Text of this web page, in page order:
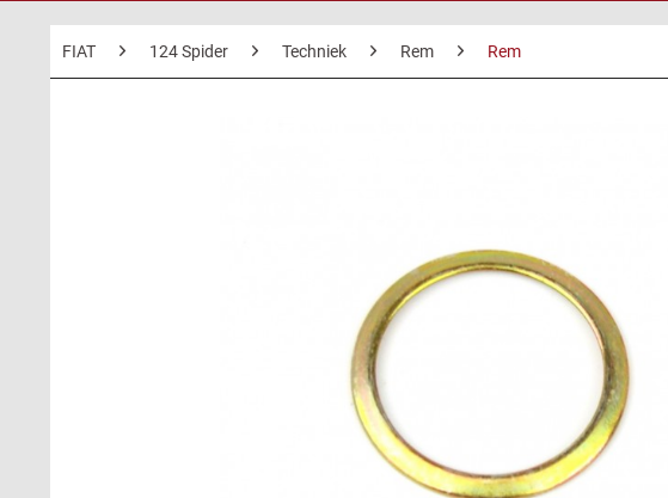
FIAT 124 Spider Techniek Rem Rem